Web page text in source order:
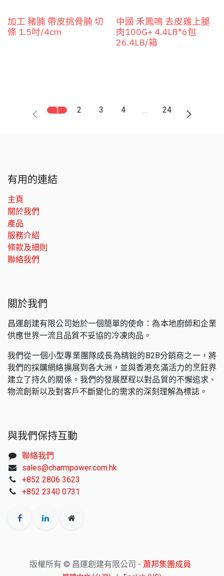
加工 豬腩 帶皮挑骨腩 切
條 1.5吋/4cm
中國 禾鳳鳴 去皮雞上腿
肉100G+ 4.4LB*6包
26.4LB/箱
1 2 3 4 … 24
有用的連結
主頁
關於我們
產品
服務介紹
條款及細則
聯絡我們
關於我們
昌運創建有限公司始於一個簡單的使命：為本地廚師和企業
供應世界一流且品質不妥協的冷凍肉品。
我們從一個小型專業團隊成長為精銳的B2B分銷商之一，將
我們的採購網絡擴展到各大洲，並與香港充滿活力的烹飪界
建立了持久的關係。我們的發展歷程以對品質的不懈追求、
物流創新以及對客戶不斷變化的需求的深刻理解為標誌。
與我們保持互動
聯絡我們
sales@charmpower.com.hk
+852 2806 3623
+852 2340 0731
版權所有 © 昌運創建有限公司 - 蕭邦集團成員